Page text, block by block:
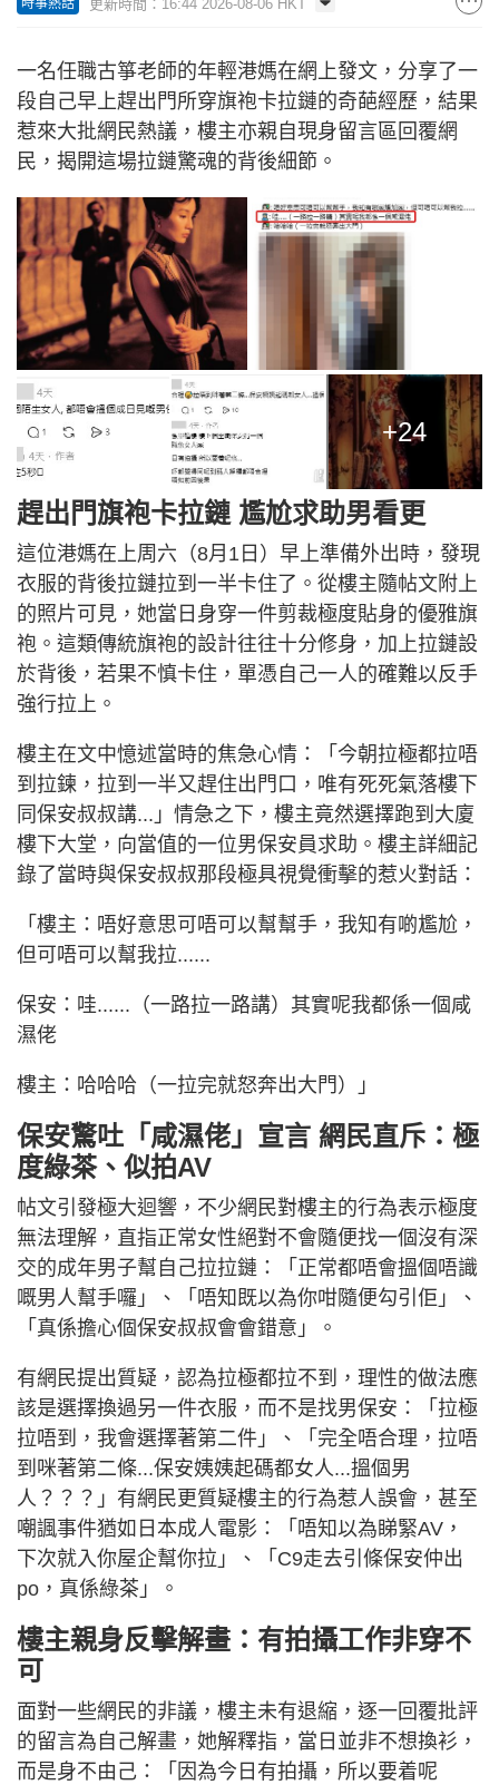
時事熱話 更新時間：16:44 2026-08-06 HKT
一名任職古箏老師的年輕港媽在網上發文，分享了一
段自己早上趕出門所穿旗袍卡拉鏈的奇葩經歷，結果
惹來大批網民熱議，樓主亦親自現身留言區回覆網
民，揭開這場拉鏈驚魂的背後細節。
+24
趕出門旗袍卡拉鏈 尷尬求助男看更
這位港媽在上周六（8月1日）早上準備外出時，發現
衣服的背後拉鏈拉到一半卡住了。從樓主隨帖文附上
的照片可見，她當日身穿一件剪裁極度貼身的優雅旗
袍。這類傳統旗袍的設計往往十分修身，加上拉鏈設
於背後，若果不慎卡住，單憑自己一人的確難以反手
強行拉上。
樓主在文中憶述當時的焦急心情：「今朝拉極都拉唔
到拉鍊，拉到一半又趕住出門口，唯有死死氣落樓下
同保安叔叔講...」情急之下，樓主竟然選擇跑到大廈
樓下大堂，向當值的一位男保安員求助。樓主詳細記
錄了當時與保安叔叔那段極具視覺衝擊的惹火對話：
「樓主：唔好意思可唔可以幫幫手，我知有啲尷尬，
但可唔可以幫我拉......
保安：哇......（一路拉一路講）其實呢我都係一個咸
濕佬
樓主：哈哈哈（一拉完就怒奔出大門）」
保安驚吐「咸濕佬」宣言 網民直斥：極
度綠茶、似拍AV
帖文引發極大迴響，不少網民對樓主的行為表示極度
無法理解，直指正常女性絕對不會隨便找一個沒有深
交的成年男子幫自己拉拉鏈：「正常都唔會搵個唔識
嘅男人幫手囉」、「唔知既以為你咁隨便勾引佢」、
「真係擔心個保安叔叔會會錯意」。
有網民提出質疑，認為拉極都拉不到，理性的做法應
該是選擇換過另一件衣服，而不是找男保安：「拉極
拉唔到，我會選擇著第二件」、「完全唔合理，拉唔
到咪著第二條...保安姨姨起碼都女人...搵個男
人？？？」有網民更質疑樓主的行為惹人誤會，甚至
嘲諷事件猶如日本成人電影：「唔知以為睇緊AV，
下次就入你屋企幫你拉」、「C9走去引條保安仲出
po，真係綠茶」。
樓主親身反擊解畫：有拍攝工作非穿不
可
面對一些網民的非議，樓主未有退縮，逐一回覆批評
的留言為自己解畫，她解釋指，當日並非不想換衫，
而是身不由己：「因為今日有拍攝，所以要着呢